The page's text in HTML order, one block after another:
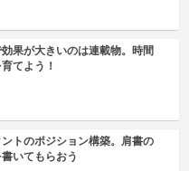
果が大きいのは連載物。時間
てよう！
トのポジション構築。肩書の
いてもらおう